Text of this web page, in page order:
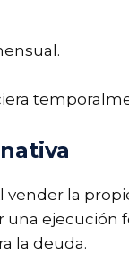
la
ejecución
la deuda.